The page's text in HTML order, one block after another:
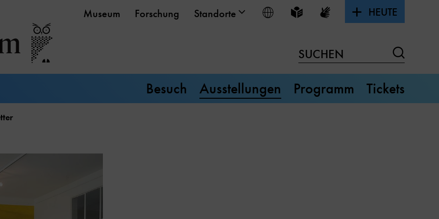
Museum Forschung Standorte Sprache wählen
Leichte Sprache
Gebärdensprache
HEUTE
SUCHEN
Besuch Ausstellungen Programm Tickets